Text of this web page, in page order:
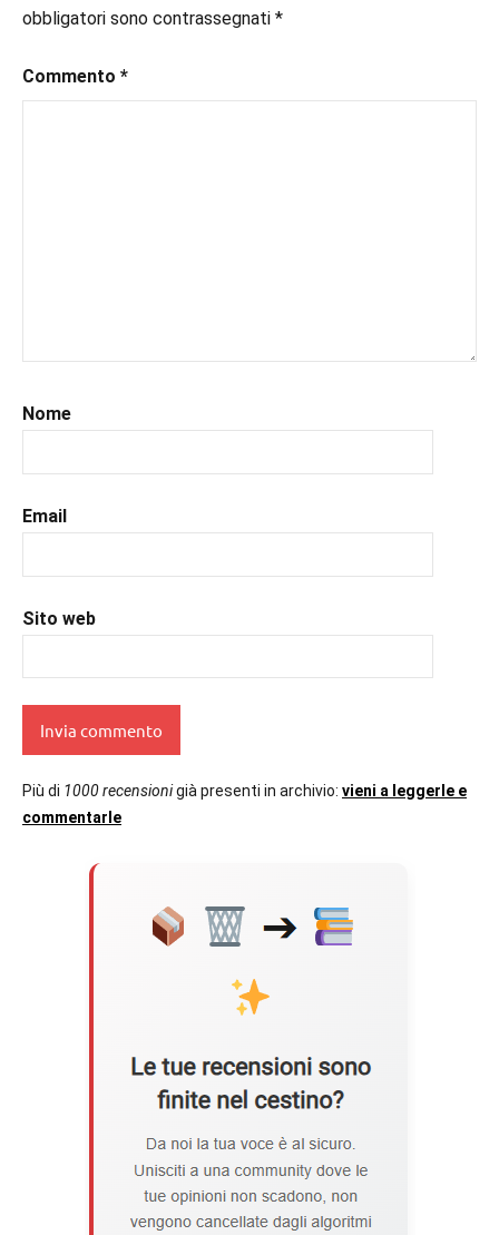
#instalibri,
#italianblogger
#romantic
#romanzorosa,
obbligatori sono contrassegnati *
Commento *
Nome
Email
Sito web
Più di 1000 recensionigià presenti in archivio: vieni a leggerle e
commentarle